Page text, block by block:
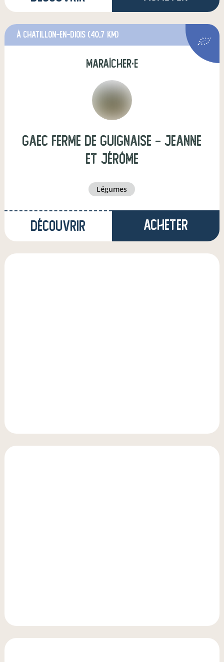
à chatillon-en-diois (40,7 km)
maraîcher·e
gaec ferme de guignaise - Jeanne
et Jérôme
légumes
Découvrir Acheter